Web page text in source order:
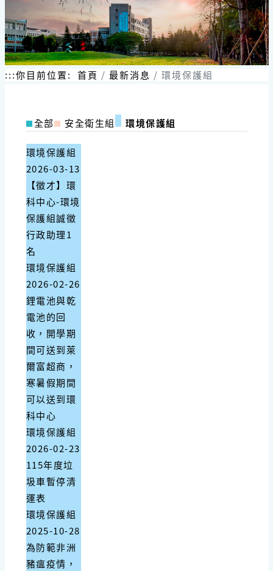
:::你目前位置: 首頁 最新消息 環境保護組
全部 安全衛生組 環境保護組
環境保護組
2026-03-13
【徵才】環
科中心-環境
保護組誠徵
行政助理1
名
環境保護組
2026-02-26
鋰電池與乾
電池的回
收，開學期
間可送到萊
爾富超商，
寒暑假期間
可以送到環
科中心
環境保護組
2026-02-23
115年度垃
圾車暫停清
運表
環境保護組
2025-10-28
為防範非洲
豬瘟疫情，